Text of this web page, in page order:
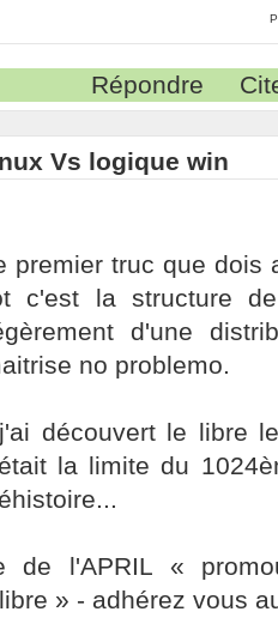
Répondre
Vs logique win
premier truc que dois
c'est la structure
d'une
no problemo.
découvert le libre
la limite du
de l'APRIL «
» - adhérez vous